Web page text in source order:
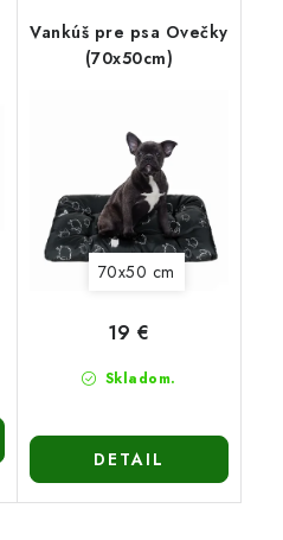
Vankúš pre psa Ovečky
(70x50cm)
70x50 cm
Skladom.
19 €
DETAIL